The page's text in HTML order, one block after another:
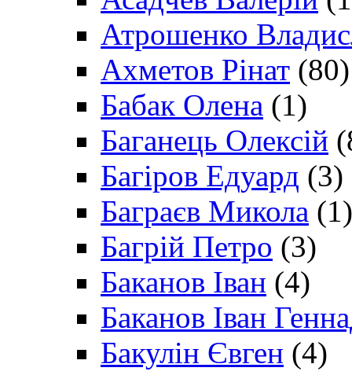
Атрошенко
Ахметов Рінат (80)
Бабак Олена (1)
Баганець Олексій
Багіров Едуард (3)
Баграєв Микола (1)
Багрій Петро (3)
Баканов Іван (4)
Баканов Іван
Бакулін Євген (4)